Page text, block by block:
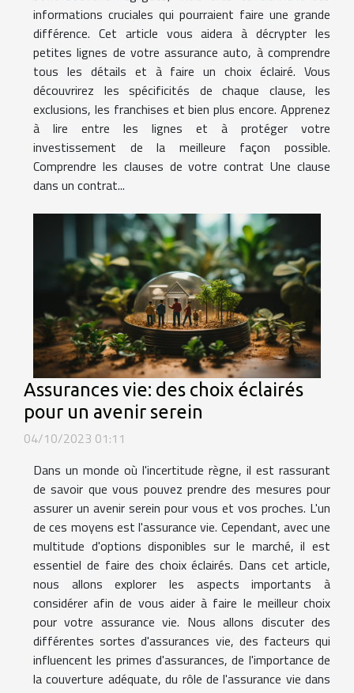
informations cruciales qui pourraient faire une grande
différence. Cet article vous aidera à décrypter les
petites lignes de votre assurance auto, à comprendre
tous les détails et à faire un choix éclairé. Vous
découvrirez les spécificités de chaque clause, les
exclusions, les franchises et bien plus encore. Apprenez
à lire entre les lignes et à protéger votre
investissement de la meilleure façon possible.
Comprendre les clauses de votre contrat Une clause
dans un contrat...
Assurances vie: des choix éclairés
pour un avenir serein
04/10/2023 01:11
Dans un monde où l'incertitude règne, il est rassurant
de savoir que vous pouvez prendre des mesures pour
assurer un avenir serein pour vous et vos proches. L'un
de ces moyens est l'assurance vie. Cependant, avec une
multitude d'options disponibles sur le marché, il est
essentiel de faire des choix éclairés. Dans cet article,
nous allons explorer les aspects importants à
considérer afin de vous aider à faire le meilleur choix
pour votre assurance vie. Nous allons discuter des
différentes sortes d'assurances vie, des facteurs qui
influencent les primes d'assurances, de l'importance de
la couverture adéquate, du rôle de l'assurance vie dans